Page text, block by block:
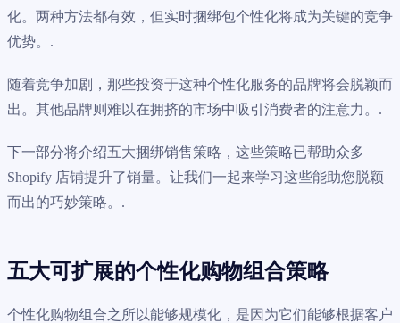
化。两种方法都有效，但实时捆绑包个性化将成为关键的竞争
优势。.
随着竞争加剧，那些投资于这种个性化服务的品牌将会脱颖而
出。其他品牌则难以在拥挤的市场中吸引消费者的注意力。.
下一部分将介绍五大捆绑销售策略，这些策略已帮助众多
Shopify 店铺提升了销量。让我们一起来学习这些能助您脱颖
而出的巧妙策略。.
五大可扩展的个性化购物组合策略
个性化购物组合之所以能够规模化，是因为它们能够根据客户